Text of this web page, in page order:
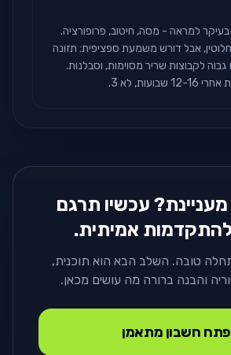
למראה - מסה, חיטוב, פרופורציה.
אבל דורש משמעת ספציפית: תזונה
לקבוצות שריר מסוימות, וסבלנות.
לא 3.
עכשיו תרגם
אמיתית.
טובה. השלב הבא הוא תוכנית,
והבנה ברורה מה עושים מכאן.
פתח חשבון מתאמן